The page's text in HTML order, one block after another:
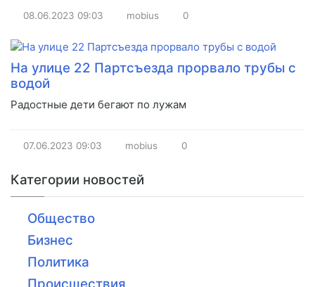
08.06.2023 09:03 mobius 0
На улице 22 Партсъезда прорвало трубы с
водой
Радостные дети бегают по лужам
07.06.2023 09:03 mobius 0
Категории новостей
Общество
Бизнес
Политика